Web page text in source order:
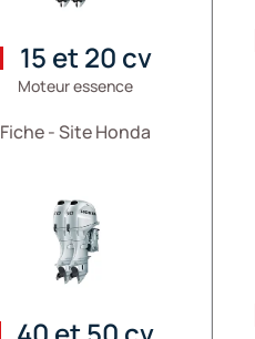
15 et 20 cv
Moteur essence
Fiche - Site Honda